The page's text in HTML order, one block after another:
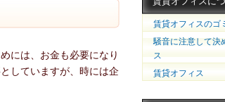
には、お金も必要になり
していますが、時には企
賃貸オフィスのゴ
騒音に注意して決
ス
賃貸オフィス